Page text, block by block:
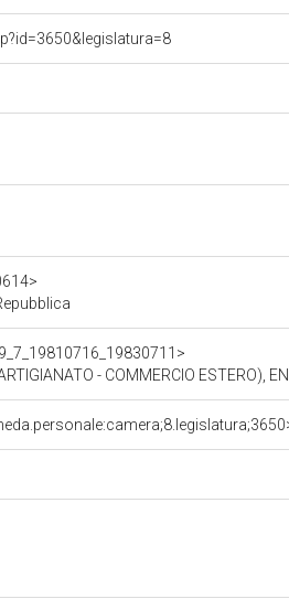
- COMMERCIO ESTERO),